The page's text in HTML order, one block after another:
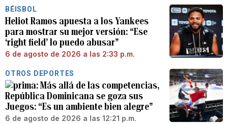
BÉISBOL
Heliot Ramos apuesta a los Yankees
para mostrar su mejor versión: “Ese
‘right field’ lo puedo abusar”
6 de agosto de 2026 a las 2:33 p.m.
OTROS DEPORTES
Más allá de las competencias,
República Dominicana se goza sus
Juegos: “Es un ambiente bien alegre”
6 de agosto de 2026 a las 12:21 p.m.